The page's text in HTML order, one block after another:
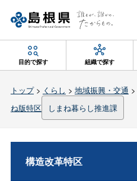
目的で探す 組織で探す
トップ> くらし > 地域振興・交通 >
ね版特区
しまね暮らし推進課
構造改革特区